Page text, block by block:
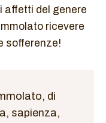
affetti del genere
ricevere
sofferenze!
di
sapienza,